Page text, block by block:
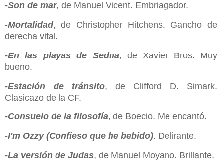
-Son de mar, de Manuel Vicent. Embriagador.
-Mortalidad, de Christopher Hitchens. Gancho de
derecha vital.
-En las playas de Sedna, de Xavier Bros. Muy
bueno.
-Estación de tránsito, de Clifford D. Simark.
Clasicazo de la CF.
-Consuelo de la filosofía, de Boecio. Me encantó.
-I'm Ozzy (Confieso que he bebido). Delirante.
-La versión de Judas, de Manuel Moyano. Brillante.